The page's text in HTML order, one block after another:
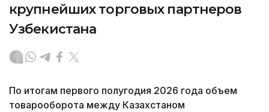
крупнейших торговых партнеров
Узбекистана
По итогам первого полугодия 2026 года объем
товарооборота между Казахстаном